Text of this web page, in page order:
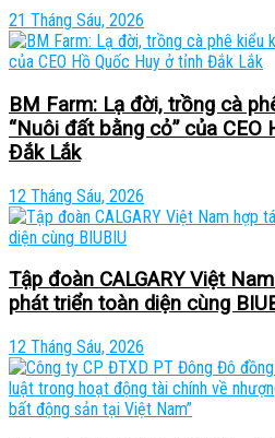
21 Tháng Sáu, 2026
BM Farm: Lạ đời, trồng cà
“Nuôi đất bằng cỏ” của
Đắk Lắk
12 Tháng Sáu, 2026
Tập đoàn CALGARY Việt
phát triển toàn diện cùng
12 Tháng Sáu, 2026